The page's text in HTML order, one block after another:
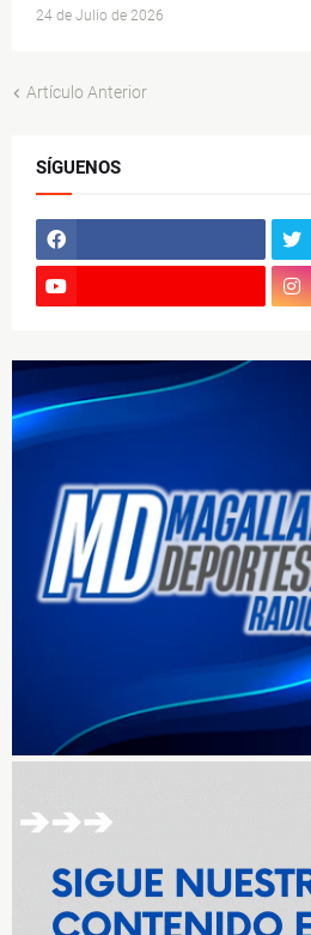
24 de Julio de 2026
Artículo Anterior
SÍGUENOS